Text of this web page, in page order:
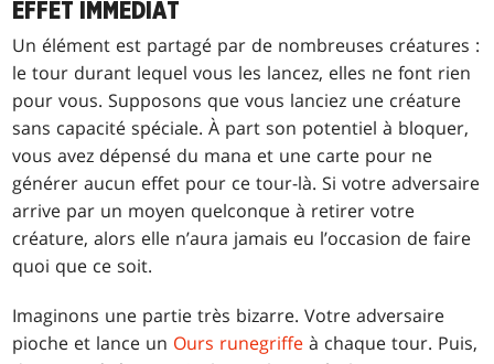
EFFET IMMÉDIAT
Un élément est partagé par de nombreuses créatures :
le tour durant lequel vous les lancez, elles ne font rien
pour vous. Supposons que vous lanciez une créature
sans capacité spéciale. À part son potentiel à bloquer,
vous avez dépensé du mana et une carte pour ne
générer aucun effet pour ce tour-là. Si votre adversaire
arrive par un moyen quelconque à retirer votre
créature, alors elle n’aura jamais eu l’occasion de faire
quoi que ce soit.
Imaginons une partie très bizarre. Votre adversaire
pioche et lance un Ours runegriffe à chaque tour. Puis,